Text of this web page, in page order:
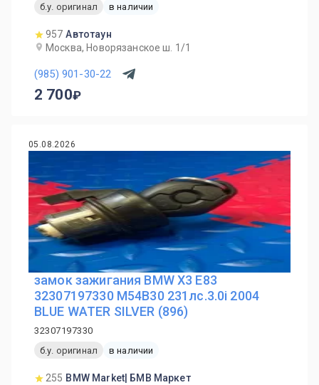
б.у. оригинал
в наличии
957 Автотаун
Москва, Новорязанское ш. 1/1
(985) 901-30-22
2 700
05.08.2026
замок зажигания BMW X3 E83
32307197330 M54B30 231лс.3.0i 2004
BLUE WATER SILVER (896)
32307197330
б.у. оригинал
в наличии
255 BMW Market| БМВ Маркет